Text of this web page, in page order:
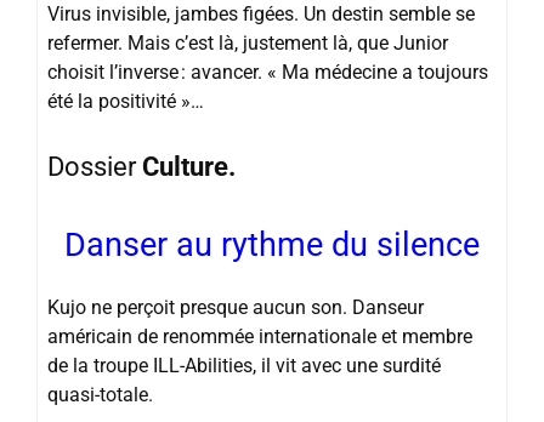
Virus invisible, jambes figées. Un destin semble se
refermer. Mais c’est là, justement là, que Junior
choisit l’inverse : avancer. « Ma médecine a toujours
été la positivité »…
Dossier Culture.
Danser au rythme du silence
Kujo ne perçoit presque aucun son. Danseur
américain de renommée internationale et membre
de la troupe ILL-Abilities, il vit avec une surdité
quasi-totale.